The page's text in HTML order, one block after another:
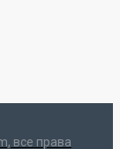
все права